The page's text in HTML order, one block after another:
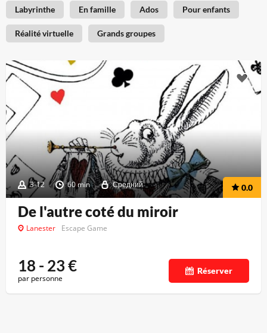
Labyrinthe En famille Ados Pour enfants
Réalité virtuelle Grands groupes
3-12 60 min Средний 0.0
De l'autre coté du miroir
Lanester Escape Game
18 - 23€
par personne
Réserver